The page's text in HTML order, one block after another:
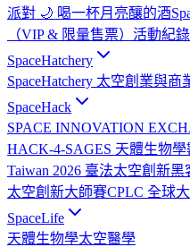
派對 🌙 喝一杯月亮釀的酒
（VIP & 限量售票） 活動紀錄
SpaceHatchery
SpaceHatchery 太空創業與商
SpaceHack
SPACE INNOVATION
HACK-4-SAGES 天體生物
Taiwan 2026 臺法太空創新黑
太空創新大師賽CPLC 全球
SpaceLife
天體生物學太空醫學